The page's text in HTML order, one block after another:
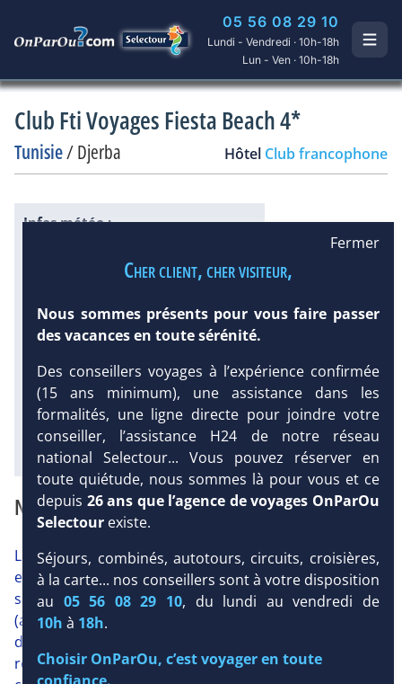
05 56 08 29 10
Lundi - Vendredi · 10h-18h
Lun - Ven · 10h-18h
Club Fti Voyages Fiesta Beach 4*
Tunisie/Djerba Hôtel Club francophone
Infos météo :
Distance:
100 m
Long.
6 km
Équipement :
365
67 %
84 %
Infos golfs :
Distance depuis l'hôtel : 5 km
Diaporama
NOTRE AVIS
Le Club FTI Voyages Fiesta Beach Djerba & Thalasso 4*
est un club plébiscité par la clientèle saison après
saison. Bénéficiant d'un très bon niveau d'équipement
(aquapark, piscine du mini-club avec toboggans,
discothèque, tennis, base nautique, mini-golf, spa, 3
restaurants), c'est un club réputé pour sa grande
Fermer
Cher client, cher visiteur,
Nous sommes présents pour vous faire passer
des vacances en toute sérénité.
Des conseillers voyages à l’expérience confirmée
(15 ans minimum), une assistance dans les
formalités, une ligne directe pour joindre votre
conseiller, l’assistance H24 de notre réseau
national Selectour... Vous pouvez réserver en
toute quiétude, nous sommes là pour vous et ce
depuis 26 ans que l’agence de voyages OnParOu
Selectour existe.
Séjours, combinés, autotours, circuits, croisières,
à la carte... nos conseillers sont à votre disposition
au 05 56 08 29 10, du lundi au vendredi de
10h à 18h.
Choisir OnParOu, c’est voyager en toute